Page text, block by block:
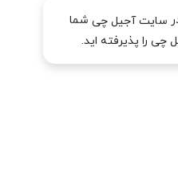
سایت آجیل چی شما
چی را پذیرفته اید.